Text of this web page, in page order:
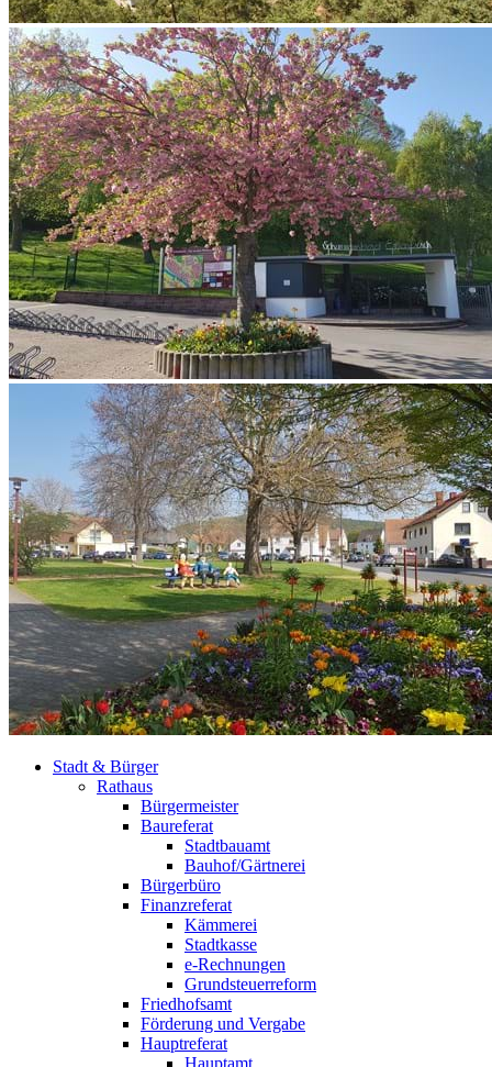
Stadt & Bürger
Rathaus
Bürgermeister
Baureferat
Stadtbauamt
Bauhof/Gärtnerei
Bürgerbüro
Finanzreferat
Kämmerei
Stadtkasse
e-Rechnungen
Grundsteuerreform
Friedhofsamt
Förderung und Vergabe
Hauptreferat
Hauptamt